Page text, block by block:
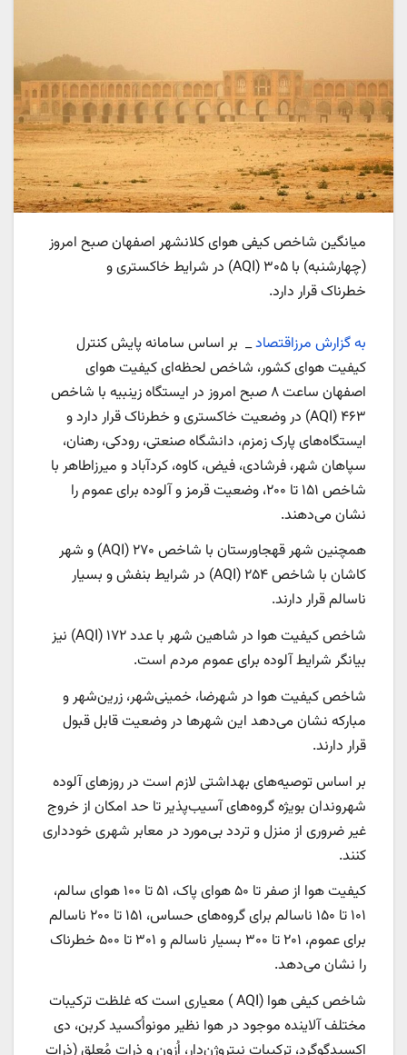
میانگین شاخص کیفی هوای کلانشهر اصفهان صبح امروز
(چهارشنبه) با ۳۰۵ (AQI) در شرایط خاکستری و
خطرناک قرار دارد.
به گزارش مرزاقتصاد_ بر اساس سامانه پایش کنترل
کیفیت هوای کشور، شاخص لحظه‌ای کیفیت هوای
اصفهان ساعت ۸ صبح امروز در ایستگاه زینبیه با شاخص
۴۶۳ (AQI) در وضعیت خاکستری و خطرناک قرار دارد و
ایستگاه‌های پارک زمزم، دانشگاه صنعتی، رودکی، رهنان،
سپاهان شهر، فرشادی، فیض، کاوه، کردآباد و میرزاطاهر با
شاخص ۱۵۱ تا ۲۰۰، وضعیت قرمز و آلوده برای عموم را
نشان می‌دهند.
همچنین شهر قهجاورستان با شاخص ۲۷۰ (AQI) و شهر
کاشان با شاخص ۲۵۴ (AQI) در شرایط بنفش و بسیار
ناسالم قرار دارند.
شاخص کیفیت هوا در شاهین شهر با عدد ۱۷۲ (AQI) نیز
بیانگر شرایط آلوده برای عموم مردم است.
شاخص کیفیت هوا در شهرضا، خمینی‌شهر، زرین‌شهر و
مبارکه نشان می‌دهد این شهرها در وضعیت قابل قبول
قرار دارند.
بر اساس توصیه‌های بهداشتی لازم است در روزهای آلوده
شهروندان بویژه گروه‌های آسیب‌پذیر تا حد امکان از خروج
غیر ضروری از منزل و تردد بی‌مورد در معابر شهری خودداری
کنند.
کیفیت هوا از صفر تا ۵۰ هوای پاک، ۵۱ تا ۱۰۰ هوای سالم،
۱۰۱ تا ۱۵۰ ناسالم برای گروه‌های حساس، ۱۵۱ تا ۲۰۰ ناسالم
برای عموم، ۲۰۱ تا ۳۰۰ بسیار ناسالم و ۳۰۱ تا ۵۰۰ خطرناک
را نشان می‌دهد.
شاخص کیفی هوا (AQI ) معیاری است که غلظت ترکیبات
مختلف آلاینده موجود در هوا نظیر مونواُکسید کربن، دی